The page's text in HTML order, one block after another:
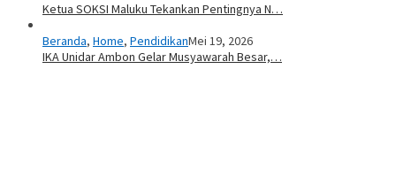
Ketua SOKSI Maluku Tekankan Pentingnya N…
Beranda, Home, PendidikanMei 19, 2026
IKA Unidar Ambon Gelar Musyawarah Besar,…